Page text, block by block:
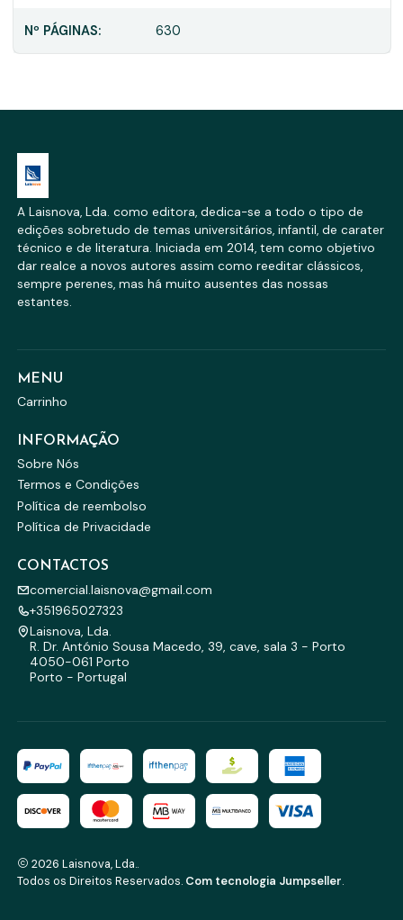
Nº PÁGINAS: 630
A Laisnova, Lda. como editora, dedica-se a todo o tipo de
edições sobretudo de temas universitários, infantil, de carater
técnico e de literatura. Iniciada em 2014, tem como objetivo
dar realce a novos autores assim como reeditar clássicos,
sempre perenes, mas há muito ausentes das nossas
estantes.
MENU
Carrinho
INFORMAÇÃO
Sobre Nós
Termos e Condições
Política de reembolso
Política de Privacidade
CONTACTOS
comercial.laisnova@gmail.com
+351965027323
Laisnova, Lda.
R. Dr. António Sousa Macedo, 39, cave, sala 3 - Porto
4050-061 Porto
Porto - Portugal
2026 Laisnova, Lda..
Todos os Direitos Reservados. Com tecnologia Jumpseller.